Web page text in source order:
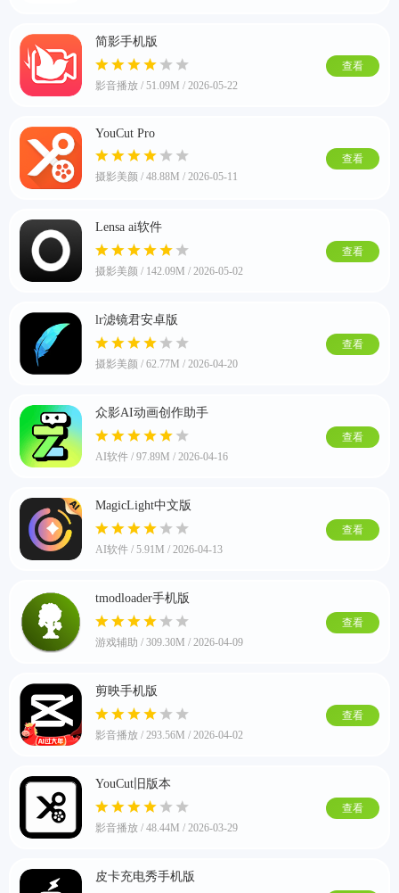
专题
角色扮演小游戏 恋爱养成沙盒模组 策略塔防动作射
益智休闲 冒险解谜街机格斗 模拟经营音乐游戏 单机游戏战争策略
趣味新闻阅读 考试学习AI软件健康运动
简影手机版
影音播放 / 51.09M / 2026-05-22
查看
YouCut Pro
摄影美颜 / 48.88M / 2026-05-11
查看
Lensa ai软件
摄影美颜 / 142.09M / 2026-05-02
查看
lr滤镜君安卓版
摄影美颜 / 62.77M / 2026-04-20
查看
众影AI动画创作助手
AI软件 / 97.89M / 2026-04-16
查看
MagicLight中文版
AI软件 / 5.91M / 2026-04-13
查看
tmodloader手机版
游戏辅助 / 309.30M / 2026-04-09
查看
剪映手机版
影音播放 / 293.56M / 2026-04-02
查看
YouCut旧版本
影音播放 / 48.44M / 2026-03-29
查看
皮卡充电秀手机版